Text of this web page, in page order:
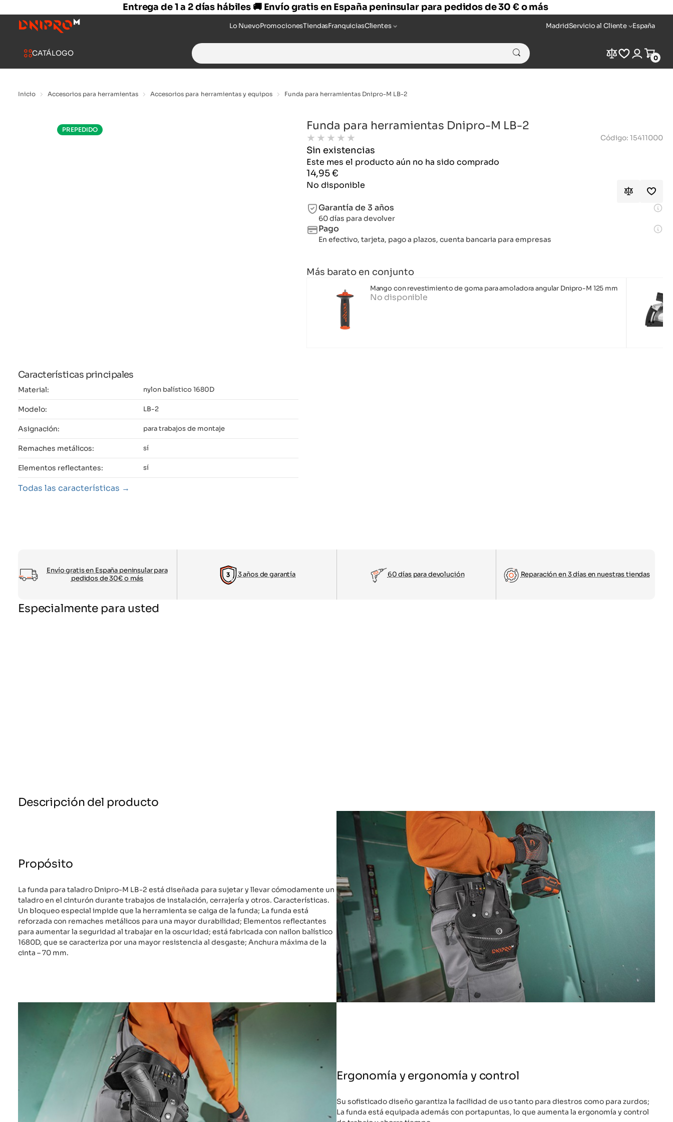
Entrega de 1 a 2 días hábiles 🚚 Envío gratis en España peninsular para pedidos de 30 € o más
Lo NuevoPromocionesTiendasFranquiciasClientes MadridServicio al Cliente España
CATÁLOGO
Search
for:
Compare
Wishlist
Login
Cart
0
Inicio Accesorios para herramientas Accesorios para herramientas y equipos Funda para herramientas Dnipro-M LB-2
PREPEDIDO
Características principales
Material: nylon balístico 1680D
Modelo: LB-2
Asignación: para trabajos de montaje
Remaches metálicos: sí
Elementos reflectantes: sí
Todas las características
Funda para herramientas Dnipro-M LB-2
★ ★ ★ ★ ★ Código: 15411000
Sin existencias
Este mes el producto aún no ha sido comprado
14,95€
No disponible
Garantía de 3 años
60 días para devolver
Pago
En efectivo, tarjeta, pago a plazos, cuenta bancaria para empresas
Más barato en conjunto
Mango con revestimiento de goma para amoladora angular Dnipro-M 125 mm
No disponible
Envío gratis en España peninsular para
pedidos de 30€ o más
3 años de garantía 60 días para devolución Reparación en 3 días en nuestras tiendas
Especialmente para usted
Descripción del producto
Propósito
La funda para taladro Dnipro-M LB-2 está diseñada para sujetar y llevar cómodamente un
taladro en el cinturón durante trabajos de instalación, cerrajería y otros. Características.
Un bloqueo especial impide que la herramienta se caiga de la funda; La funda está
reforzada con remaches metálicos para una mayor durabilidad; Elementos reflectantes
para aumentar la seguridad al trabajar en la oscuridad; está fabricada con nailon balístico
1680D, que se caracteriza por una mayor resistencia al desgaste; Anchura máxima de la
cinta – 70 mm.
Ergonomía y ergonomía y control
Su sofisticado diseño garantiza la facilidad de uso tanto para diestros como para zurdos;
La funda está equipada además con portapuntas, lo que aumenta la ergonomía y control